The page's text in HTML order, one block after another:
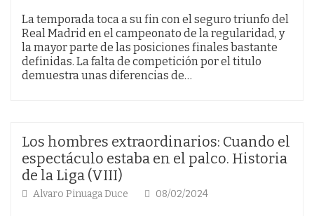
La temporada toca a su fin con el seguro triunfo del
Real Madrid en el campeonato de la regularidad, y
la mayor parte de las posiciones finales bastante
definidas. La falta de competición por el titulo
demuestra unas diferencias de…
Los hombres extraordinarios: Cuando el
espectáculo estaba en el palco. Historia
de la Liga (VIII)
Alvaro Pinuaga Duce 08/02/2024